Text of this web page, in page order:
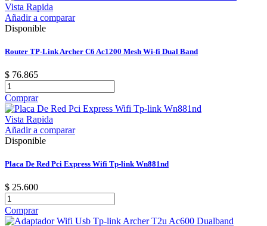
Vista Rapida
Añadir a comparar
Disponible
Router TP-Link Archer C6 Ac1200 Mesh Wi-fi Dual Band
$ 76.865
Comprar
Vista Rapida
Añadir a comparar
Disponible
Placa De Red Pci Express Wifi Tp-link Wn881nd
$ 25.600
Comprar